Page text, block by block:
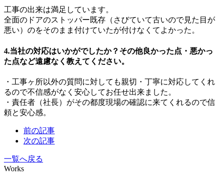
工事の出来は満足しています。
全面のドアのストッパー既存（さびていて古いので見た目が
悪い）のをそのまま付けていたが付けなくてよかった。
4.当社の対応はいかがでしたか？その他良かった点・悪かっ
た点など遠慮なく教えてください。
・工事ヶ所以外の質問に対しても親切・丁寧に対応してくれ
るので不信感がなく安心してお任せ出来ました。
・責任者（社長）がその都度現場の確認に来てくれるので信
頼と安心感。
前の記事
次の記事
一覧へ戻る
Works